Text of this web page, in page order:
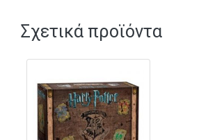
Σχετικά προϊόντα